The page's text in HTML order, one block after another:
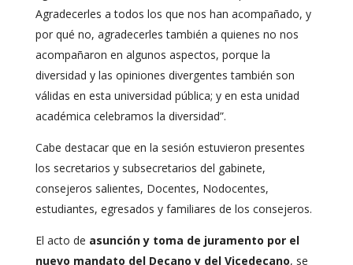
Agradecerles a todos los que nos han acompañado, y
por qué no, agradecerles también a quienes no nos
acompañaron en algunos aspectos, porque la
diversidad y las opiniones divergentes también son
válidas en esta universidad pública; y en esta unidad
académica celebramos la diversidad”.
Cabe destacar que en la sesión estuvieron presentes
los secretarios y subsecretarios del gabinete,
consejeros salientes, Docentes, Nodocentes,
estudiantes, egresados y familiares de los consejeros.
El acto de asunción y toma de juramento por el
nuevo mandato del Decano y del Vicedecano, se